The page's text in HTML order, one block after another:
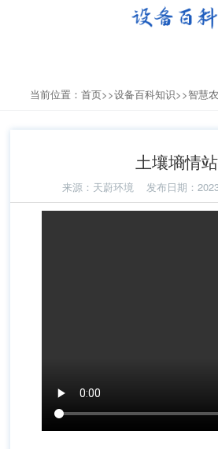
当前位置： 首页>>设备百科知识>>智慧
土壤墒情站
来源： 天蔚环境 发布日期：